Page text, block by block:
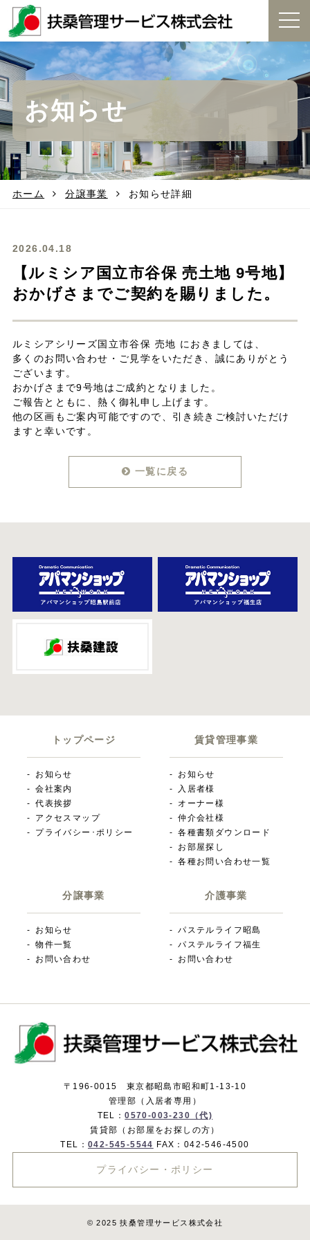
t
l
g
a
お知らせ
ホーム 分譲事業 お知らせ詳細
2026.04.18
【ルミシア国立市谷保 売土地 9号地】
おかげさまでご契約を賜りました。
ルミシアシリーズ国立市谷保 売地 におきましては、
多くのお問い合わせ・ご見学をいただき、誠にありがとう
ございます。
おかげさまで9号地はご成約となりました。
ご報告とともに、熱く御礼申し上げます。
他の区画もご案内可能ですので、引き続きご検討いただけ
ますと幸いです。
一覧に戻る
トップページ
お知らせ
会社案内
代表挨拶
アクセスマップ
プライバシー･ポリシー
賃貸管理事業
お知らせ
入居者様
オーナー様
仲介会社様
各種書類ダウンロード
お部屋探し
各種お問い合わせ一覧
分譲事業
お知らせ
物件一覧
お問い合わせ
介護事業
パステルライフ昭島
パステルライフ福生
お問い合わせ
〒196-0015 東京都昭島市昭和町1-13-10
管理部（入居者専用）
TEL：0570-003-230（代)
賃貸部（お部屋をお探しの方）
TEL： 042-545-5544 FAX：042-546-4500
プライバシー・ポリシー
© 2025 扶桑管理サービス株式会社